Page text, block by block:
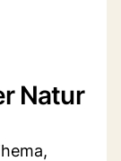
Natur